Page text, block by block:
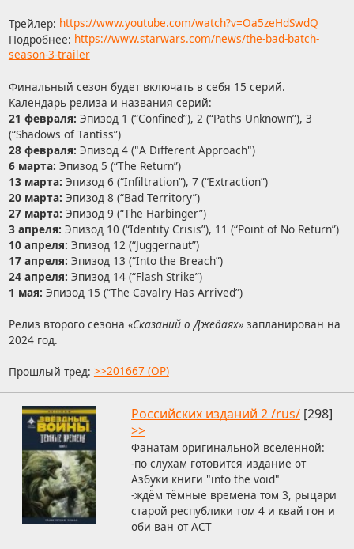
Трейлер: https://www.youtube.com/watch?v=Oa5zeHdSwdQ
Подробнее: https://www.starwars.com/news/the-bad-batch-
season-3-trailer
Финальный сезон будет включать в себя 15 серий.
Календарь релиза и названия серий:
21 февраля: Эпизод 1 (“Confined”), 2 (“Paths Unknown”), 3
(“Shadows of Tantiss”)
28 февраля: Эпизод 4 ("A Different Approach")
6 марта: Эпизод 5 (“The Return”)
13 марта: Эпизод 6 (“Infiltration”), 7 (“Extraction”)
20 марта: Эпизод 8 (“Bad Territory”)
27 марта: Эпизод 9 (“The Harbinger”)
3 апреля: Эпизод 10 (“Identity Crisis”), 11 (“Point of No Return”)
10 апреля: Эпизод 12 (“Juggernaut”)
17 апреля: Эпизод 13 (“Into the Breach”)
24 апреля: Эпизод 14 (“Flash Strike”)
1 мая: Эпизод 15 (“The Cavalry Has Arrived”)
Релиз второго сезона «Сказаний о Джедаях»запланирован на
2024 год.
Прошлый тред: >>201667 (OP)
Российских изданий 2 /rus/ [298]
>>
Фанатам оригинальной вселенной:
-по слухам готовится издание от
Азбуки книги "into the void"
-ждём тёмные времена том 3, рыцари
старой республики том 4 и квай гон и
оби ван от АСТ